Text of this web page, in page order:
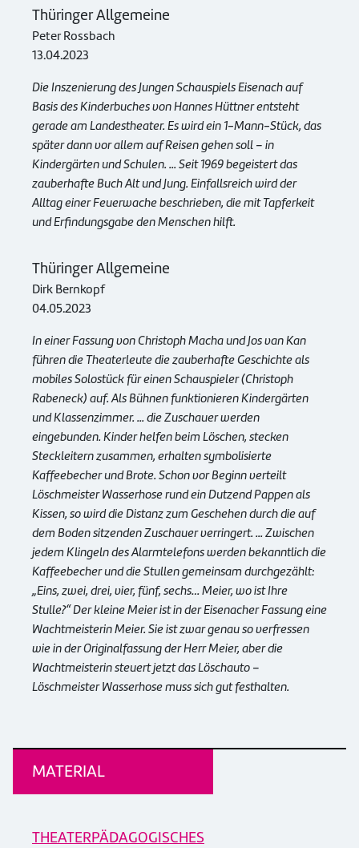
Die Inszenierung des Jungen Schauspiels Eisenach auf
Basis des Kinderbuches von Hannes Hüttner entsteht
gerade am Landestheater. Es wird ein 1-Mann-Stück, das
später dann vor allem auf Reisen gehen soll – in
Kindergärten und Schulen. ... Seit 1969 begeistert das
zauberhafte Buch Alt und Jung. Einfallsreich wird der
Alltag einer Feuerwache beschrieben, die mit Tapferkeit
und Erfindungsgabe den Menschen hilft.
Thüringer Allgemeine
Peter Rossbach
13.04.2023
In einer Fassung von Christoph Macha und Jos van Kan
führen die Theaterleute die zauberhafte Geschichte als
mobiles Solostück für einen Schauspieler (Christoph
Rabeneck) auf. Als Bühnen funktionieren Kindergärten
und Klassenzimmer. ... die Zuschauer werden
eingebunden. Kinder helfen beim Löschen, stecken
Steckleitern zusammen, erhalten symbolisierte
Kaffeebecher und Brote. Schon vor Beginn verteilt
Löschmeister Wasserhose rund ein Dutzend Pappen als
Kissen, so wird die Distanz zum Geschehen durch die auf
dem Boden sitzenden Zuschauer verringert. ... Zwischen
jedem Klingeln des Alarmtelefons werden bekanntlich die
Kaffeebecher und die Stullen gemeinsam durchgezählt:
„Eins, zwei, drei, vier, fünf, sechs… Meier, wo ist Ihre
Stulle?“ Der kleine Meier ist in der Eisenacher Fassung eine
Wachtmeisterin Meier. Sie ist zwar genau so verfressen
wie in der Originalfassung der Herr Meier, aber die
Wachtmeisterin steuert jetzt das Löschauto –
Löschmeister Wasserhose muss sich gut festhalten.
Thüringer Allgemeine
Dirk Bernkopf
04.05.2023
MATERIAL
THEATERPÄDAGOGISCHES